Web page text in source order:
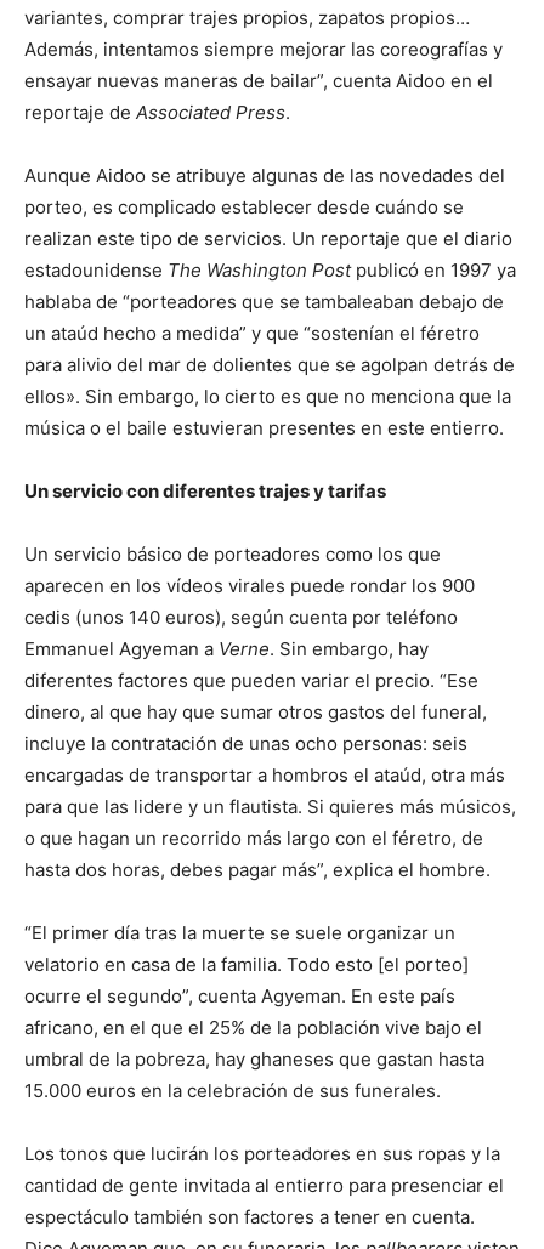
variantes, comprar trajes propios, zapatos propios…
Además, intentamos siempre mejorar las coreografías y
ensayar nuevas maneras de bailar”, cuenta Aidoo en el
reportaje de Associated Press.
Aunque Aidoo se atribuye algunas de las novedades del
porteo, es complicado establecer desde cuándo se
realizan este tipo de servicios. Un reportaje que el diario
estadounidense The Washington Postpublicó en 1997 ya
hablaba de “porteadores que se tambaleaban debajo de
un ataúd hecho a medida” y que “sostenían el féretro
para alivio del mar de dolientes que se agolpan detrás de
ellos». Sin embargo, lo cierto es que no menciona que la
música o el baile estuvieran presentes en este entierro.
Un servicio con diferentes trajes y tarifas
Un servicio básico de porteadores como los que
aparecen en los vídeos virales puede rondar los 900
cedis (unos 140 euros), según cuenta por teléfono
Emmanuel Agyeman a Verne. Sin embargo, hay
diferentes factores que pueden variar el precio. “Ese
dinero, al que hay que sumar otros gastos del funeral,
incluye la contratación de unas ocho personas: seis
encargadas de transportar a hombros el ataúd, otra más
para que las lidere y un flautista. Si quieres más músicos,
o que hagan un recorrido más largo con el féretro, de
hasta dos horas, debes pagar más”, explica el hombre.
“El primer día tras la muerte se suele organizar un
velatorio en casa de la familia. Todo esto [el porteo]
ocurre el segundo”, cuenta Agyeman. En este país
africano, en el que el 25% de la población vive bajo el
umbral de la pobreza, hay ghaneses que gastan hasta
15.000 euros en la celebración de sus funerales.
Los tonos que lucirán los porteadores en sus ropas y la
cantidad de gente invitada al entierro para presenciar el
espectáculo también son factores a tener en cuenta.